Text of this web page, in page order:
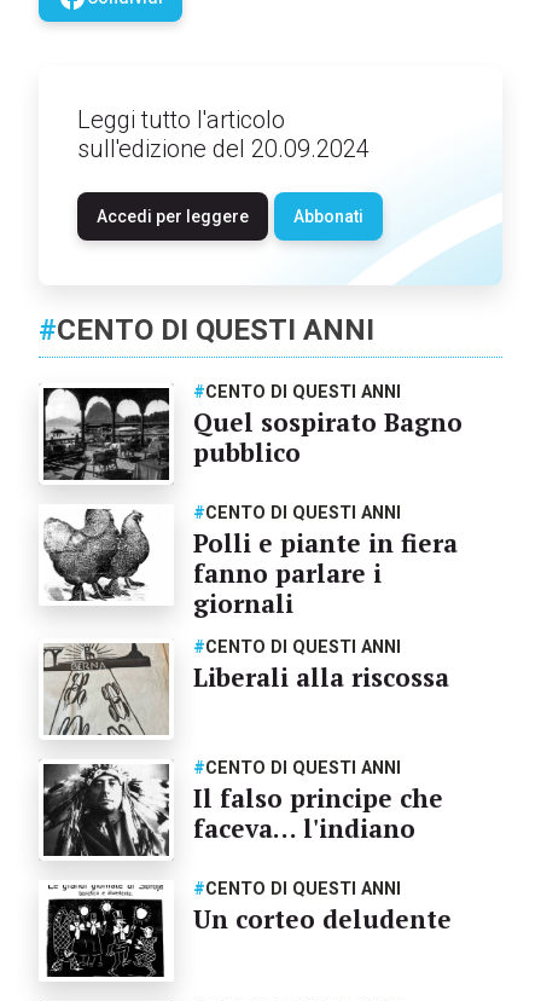
Leggi tutto l'articolo
sull'edizione del 20.09.2024
Accedi per leggere Abbonati
#CENTO DI QUESTI ANNI
#CENTO DI QUESTI ANNI
Quel sospirato Bagno
pubblico
#CENTO DI QUESTI ANNI
Polli e piante in fiera
fanno parlare i
giornali
#CENTO DI QUESTI ANNI
Liberali alla riscossa
#CENTO DI QUESTI ANNI
Il falso principe che
faceva… l'indiano
#CENTO DI QUESTI ANNI
Un corteo deludente